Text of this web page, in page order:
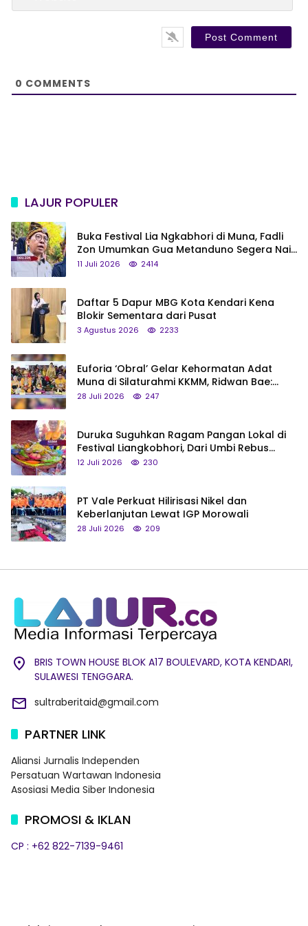
l
0 COMMENTS
LAJUR POPULER
Buka Festival Lia Ngkabhori di Muna, Fadli
Zon Umumkan Gua Metanduno Segera Naik
Status Jadi Cagar Budaya Nasional
11 Juli 2026 2414
Daftar 5 Dapur MBG Kota Kendari Kena
Blokir Sementara dari Pusat
3 Agustus 2026 2233
Euforia ‘Obral’ Gelar Kehormatan Adat
Muna di Silaturahmi KKMM, Ridwan Bae:
Saya Bukan Tipe Begitu, Belum Pantas!
28 Juli 2026 247
Duruka Suguhkan Ragam Pangan Lokal di
Festival Liangkobhori, Dari Umbi Rebus
hingga Tumpeng Beras Muna
12 Juli 2026 230
PT Vale Perkuat Hilirisasi Nikel dan
Keberlanjutan Lewat IGP Morowali
28 Juli 2026 209
BRIS TOWN HOUSE BLOK A17 BOULEVARD, KOTA KENDARI,
SULAWESI TENGGARA.
sultraberitaid@gmail.com
PARTNER LINK
Aliansi Jurnalis Independen
Persatuan Wartawan Indonesia
Asosiasi Media Siber Indonesia
PROMOSI & IKLAN
CP : +62 822-7139-9461